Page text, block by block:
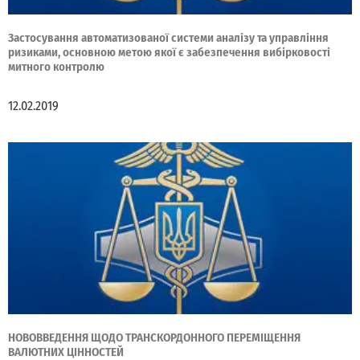
Застосування автоматизованої системи аналізу та управління
ризиками, основною метою якої є забезпечення вибірковості
митного контролю
12.02.2019
НОВОВВЕДЕННЯ ЩОДО ТРАНСКОРДОННОГО ПЕРЕМІЩЕННЯ
ВАЛЮТНИХ ЦІННОСТЕЙ